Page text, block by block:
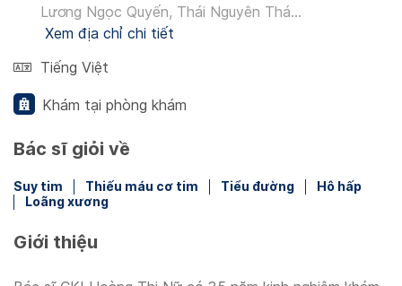
Lương Ngọc Quyến, Thái Nguyên Thá...
Xem địa chỉ chi tiết
Tiếng Việt
Khám tại phòng khám
Bác sĩ giỏi về
Suy tim Thiếu máu cơ tim Tiểu đường
Hô hấp
Loãng xương
Giới thiệu